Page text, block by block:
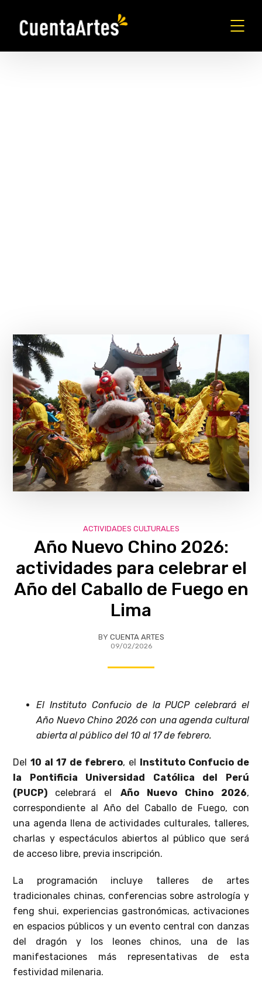
ACTIVIDADES CULTURALES
Año Nuevo Chino 2026:
actividades para celebrar el
Año del Caballo de Fuego en
Lima
BY CUENTA ARTES
09/02/2026
El Instituto Confucio de la PUCP celebrará el
Año Nuevo Chino 2026 con una agenda cultural
abierta al público del 10 al 17 de febrero.
Del10 al 17 de febrero, el
Instituto Confucio de
la Pontificia Universidad Católica del Perú
(PUCP) celebrará el Año Nuevo Chino 2026,
correspondiente al Año del Caballo de Fuego, con
una agenda llena de actividades culturales, talleres,
charlas y espectáculos abiertos al público que será
de acceso libre, previa inscripción.
La programación incluye talleres de artes
tradicionales chinas, conferencias sobre astrología y
feng shui, experiencias gastronómicas, activaciones
en espacios públicos y un evento central con danzas
del dragón y los leones chinos, una de las
manifestaciones más representativas de esta
festividad milenaria.